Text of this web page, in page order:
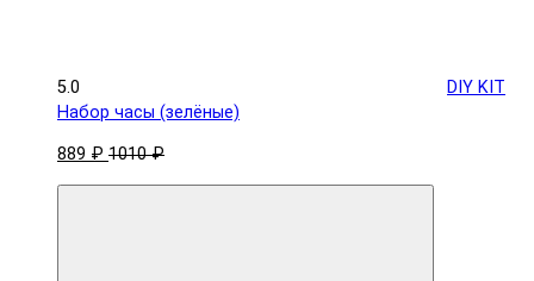
5.0
DIY KIT
Набор часы (зелёные)
889 ₽ 1010 ₽